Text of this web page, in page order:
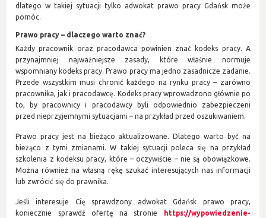
dlatego w takiej sytuacji tylko adwokat prawo pracy Gdańsk może
pomóc.
Prawo pracy – dlaczego warto znać?
Każdy pracownik oraz pracodawca powinien znać kodeks pracy. A
przynajmniej najważniejsze zasady, które właśnie normuje
wspomniany kodeks pracy. Prawo pracy ma jedno zasadnicze zadanie.
Przede wszystkim musi chronić każdego na rynku pracy – zarówno
pracownika, jak i pracodawcę. Kodeks pracy wprowadzono głównie po
to, by pracownicy i pracodawcy byli odpowiednio zabezpieczeni
przed nieprzyjemnymi sytuacjami – na przykład przed oszukiwaniem.
Prawo pracy jest na bieżąco aktualizowane. Dlatego warto być na
bieżąco z tymi zmianami. W takiej sytuacji poleca się na przykład
szkolenia z kodeksu pracy, które – oczywiście – nie są obowiązkowe.
Można również na własną rękę szukać interesujących nas informacji
lub zwrócić się do prawnika.
Jeśli interesuje Cię sprawdzony adwokat Gdańsk prawo pracy,
koniecznie sprawdź ofertę na stronie
https://wypowiedzenie-